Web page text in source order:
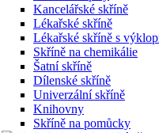
Kancelářské skříně
Lékařské skříně
Lékařské skříně s
Skříně na chemikálie
Šatní skříně
Dílenské skříně
Univerzální skříně
Knihovny
Skříně na pomůcky